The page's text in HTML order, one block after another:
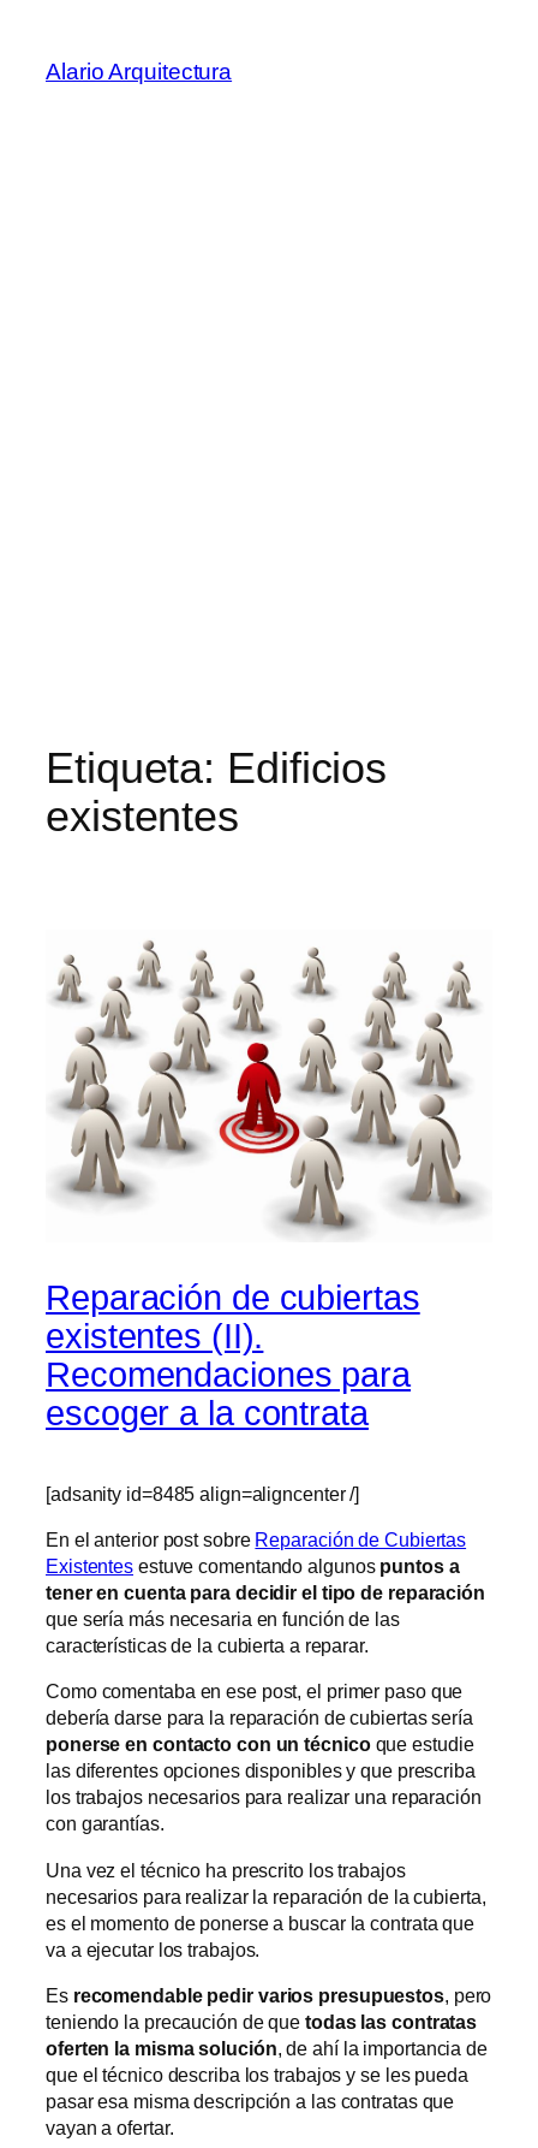
contenido
Alario Arquitectura
Etiqueta: Edificios
existentes
Reparación de cubiertas
existentes (II).
Recomendaciones para
escoger a la contrata
[adsanity id=8485 align=aligncenter /]
En el anterior post sobre Reparación de Cubiertas
Existentes estuve comentando algunos puntos a
tener en cuenta para decidir el tipo de reparación
que sería más necesaria en función de las
características de la cubierta a reparar.
Como comentaba en ese post, el primer paso que
debería darse para la reparación de cubiertas sería
ponerse en contacto con un técnicoque estudie
las diferentes opciones disponibles y que prescriba
los trabajos necesarios para realizar una reparación
con garantías.
Una vez el técnico ha prescrito los trabajos
necesarios para realizar la reparación de la cubierta,
es el momento de ponerse a buscar la contrata que
va a ejecutar los trabajos.
Es recomendable pedir varios presupuestos, pero
teniendo la precaución de que todas las contratas
oferten la misma solución, de ahí la importancia de
que el técnico describa los trabajos y se les pueda
pasar esa misma descripción a las contratas que
vayan a ofertar.